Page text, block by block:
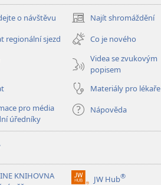
o návštěvu Najít shromáždění
(otevřeno
nové
okno)
regionální sjezd
Co je nového
Videa se zvukovým
popisem
Materiály pro lékaře
pro média
úředníky
Nápověda
KNIHOVNA
JW Hub®